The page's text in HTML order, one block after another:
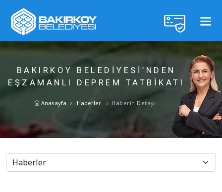
BAKIRKÖY BELEDİYESİ’NDEN
EŞZAMANLI DEPREM TATBİKATI
Anasayfa Haberler Haberin Detayı